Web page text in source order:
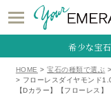
希少な宝
HOME 宝石の種類で選ぶ
フローレスダイヤモンド
【Dカラー】【フローレス